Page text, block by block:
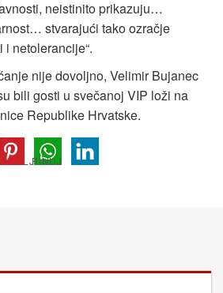
neistinito prikazuju…
stvarajući tako ozračje
netolerancije“.
nije dovoljno, Velimir Bujanec
bili gosti u svečanoj VIP loži na
Republike Hrvatske.